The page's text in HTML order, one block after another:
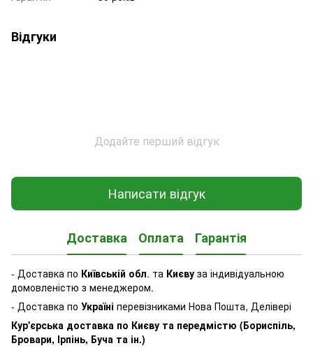
Відгуки
Додайте перший відгук
Написати відгук
Доставка Оплата Гарантія
- Доставка по Київській обл. та Києву за індивідуальною
домовленістю з менеджером.
- Доставка по Україні перевізниками Нова Пошта, Делівері
Кур'єрська доставка по Києву та передмістю (Бориспіль,
Бровари, Ірпінь, Буча та ін.)